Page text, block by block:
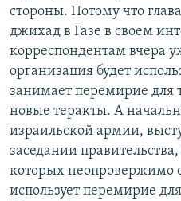
стороны. Потому что
джихад в Газе в своем
корреспондентам вчера
организация будет
занимает перемирие для
новые теракты. А
израильской армии,
заседании
которых неопровержимо
использует перемирие